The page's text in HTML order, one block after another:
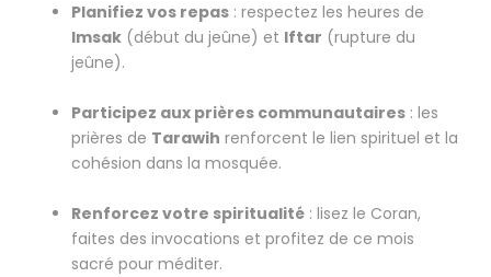
Planifiez vos repas : respectez les heures de
Imsak (début du jeûne) et Iftar (rupture du
jeûne).
Participez aux prières communautaires : les
prières de Tarawih renforcent le lien spirituel et la
cohésion dans la mosquée.
Renforcez votre spiritualité : lisez le Coran,
faites des invocations et profitez de ce mois
sacré pour méditer.